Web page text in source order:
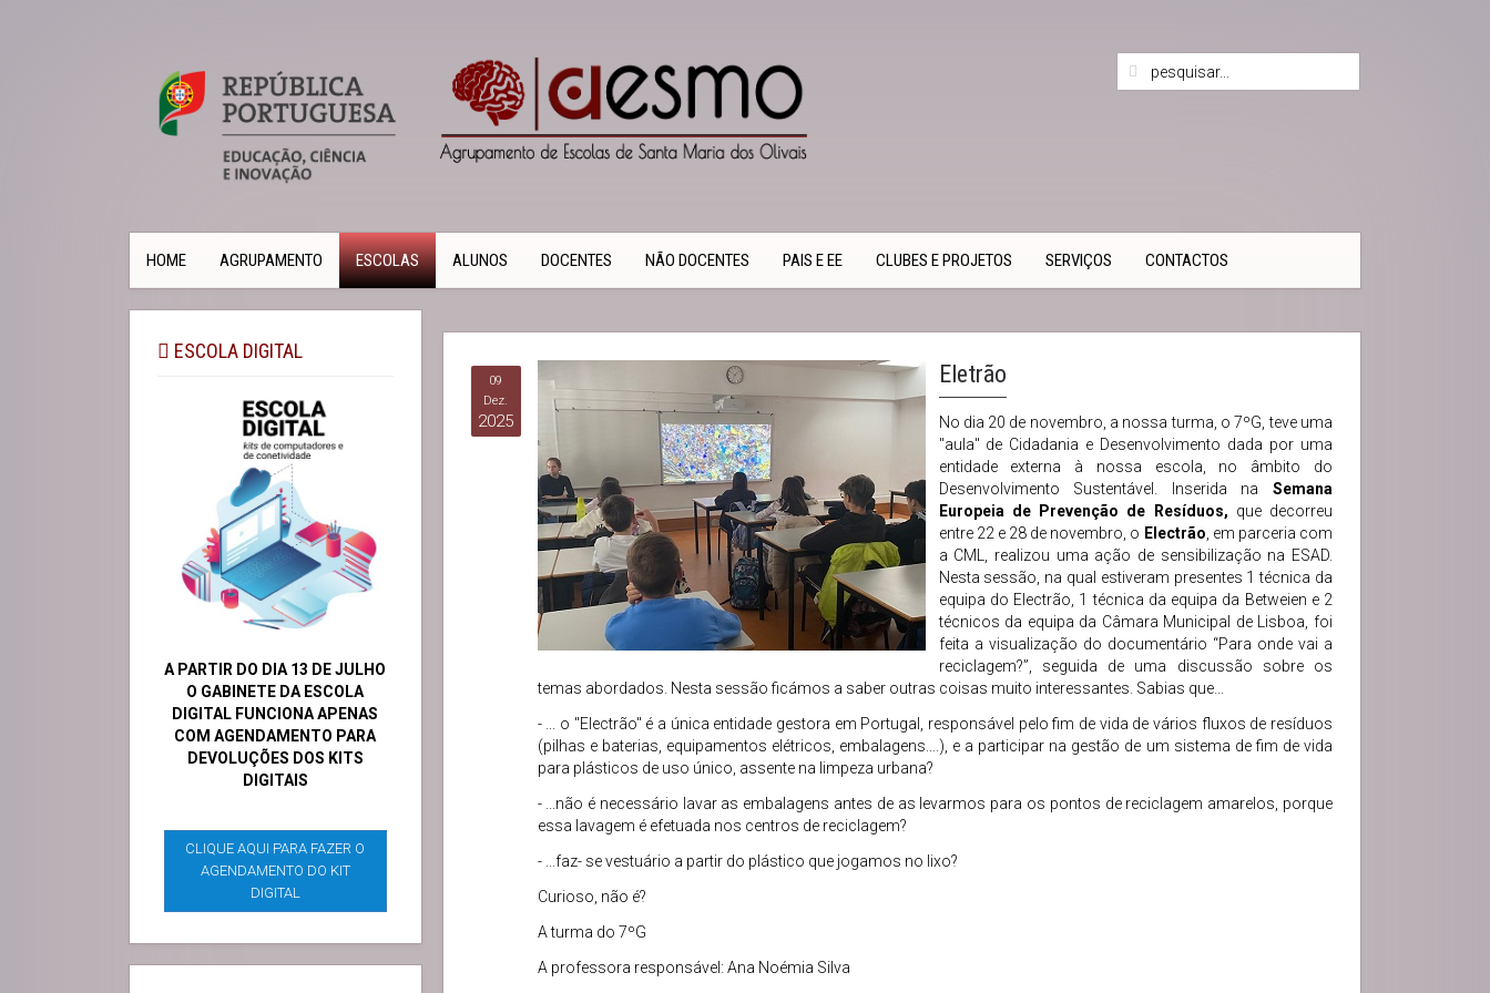
HOME AGRUPAMENTO ESCOLAS ALUNOS DOCENTES NÃO DOCENTES PAIS E EE CLUBES E PROJETOS SERVIÇOS CONTACTOS
09
Dez.
2025
Eletrão
No dia 20 de novembro, a nossa turma, o 7ºG, teve uma
"aula" de Cidadania e Desenvolvimento dada por uma
entidade externa à nossa escola, no âmbito do
Desenvolvimento Sustentável. Inserida na Semana
Europeia de Prevenção de Resíduos, que decorreu
entre 22 e 28 de novembro, o Electrão , em parceria com
a CML, realizou uma ação de sensibilização na ESAD.
Nesta sessão, na qual estiveram presentes 1 técnica da
equipa do Electrão, 1 técnica da equipa da Betweien e 2
técnicos da equipa da Câmara Municipal de Lisboa, foi
feita a visualização do documentário “Para onde vai a
reciclagem?”, seguida de uma discussão sobre os
temas abordados. Nesta sessão ficámos a saber outras coisas muito interessantes. Sabias que...
- ... o "Electrão" é a única entidade gestora em Portugal, responsável pelo fim de vida de vários fluxos de resíduos
(pilhas e baterias, equipamentos elétricos, embalagens....), e a participar na gestão de um sistema de fim de vida
para plásticos de uso único, assente na limpeza urbana?
- ...não é necessário lavar as embalagens antes de as levarmos para os pontos de reciclagem amarelos, porque
essa lavagem é efetuada nos centros de reciclagem?
- ...‎faz- se vestuário a partir do plástico que jogamos no lixo?
Curioso, não é?
A turma do 7ºG
A professora responsável: Ana Noémia Silva
ESCOLA DIGITAL
A PARTIR DO DIA 13 DE JULHO
O GABINETE DA ESCOLA
DIGITAL FUNCIONA APENAS
COM AGENDAMENTO PARA
DEVOLUÇÕES DOS KITS
DIGITAIS
CLIQUE AQUI PARA FAZER O
AGENDAMENTO DO KIT
DIGITAL